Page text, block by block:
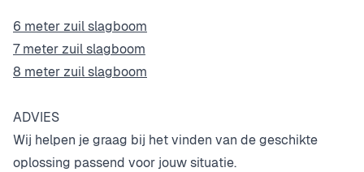
6 meter zuil slagboom
7 meter zuil slagboom
8 meter zuil slagboom
ADVIES
Wij helpen je graag bij het vinden van de geschikte
oplossing passend voor jouw situatie.